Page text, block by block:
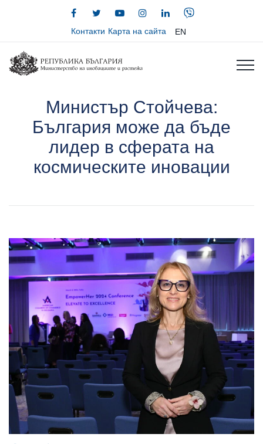
Контакти Карта на сайта EN
Министър Стойчева:
България може да бъде
лидер в сферата на
космическите иновации